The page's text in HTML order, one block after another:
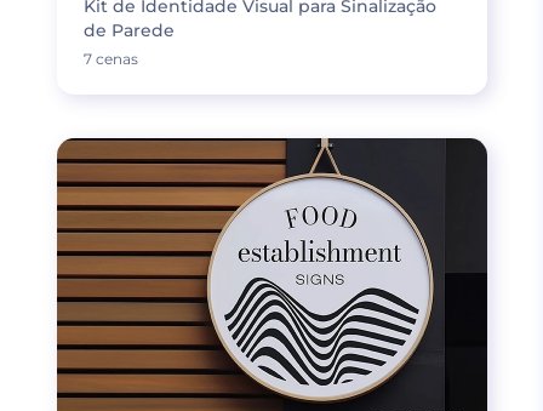
Kit de Identidade Visual para Sinalização
de Parede
7 cenas